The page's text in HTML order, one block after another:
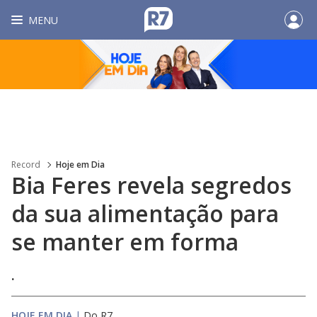
MENU
Record Hoje em Dia
Bia Feres revela segredos
da sua alimentação para
se manter em forma
.